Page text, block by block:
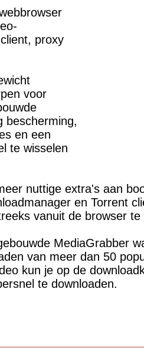
proxy
voor
bescherming,
en een
te wisselen
nuttige extra's aan
en Torrent
vanuit de browser
MediaGrabber
van meer dan 50
kun je op de
te downloaden.